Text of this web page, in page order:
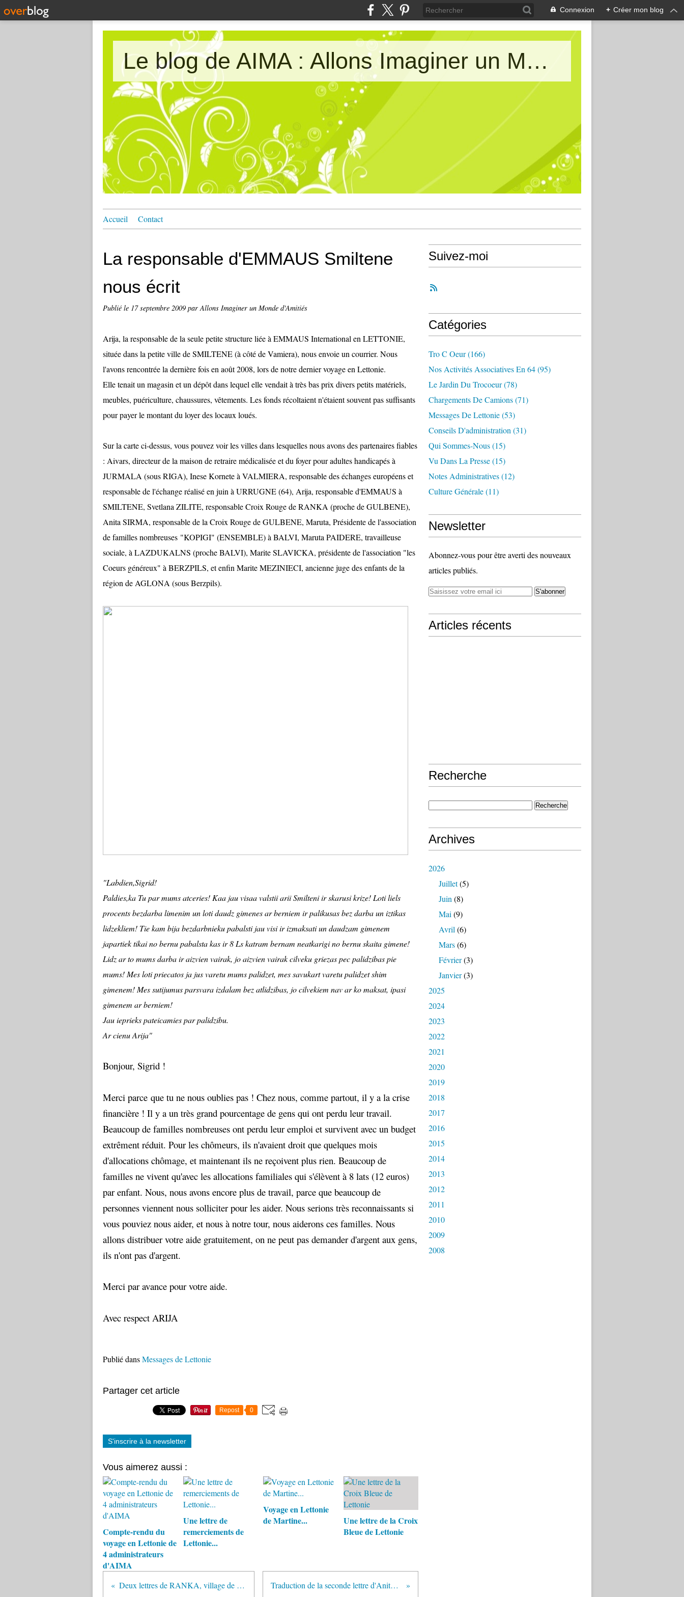
Connexion + Créer mon blog
Le blog de AIMA : Allons Imaginer un Monde d'Amitiés
Accueil Contact
La responsable d'EMMAUS Smiltene
nous écrit
Publié le 17 septembre 2009 par Allons Imaginer un Monde d'Amitiés
Arija, la responsable de la seule petite structure liée à EMMAUS International en LETTONIE,
située dans la petite ville de SMILTENE (à côté de Vamiera), nous envoie un courrier. Nous
l'avons rencontrée la dernière fois en août 2008, lors de notre dernier voyage en Lettonie.
Elle tenait un magasin et un dépôt dans lequel elle vendait à très bas prix divers petits matériels,
meubles, puériculture, chaussures, vêtements. Les fonds récoltaient n'étaient souvent pas suffisants
pour payer le montant du loyer des locaux loués.
Sur la carte ci-dessus, vous pouvez voir les villes dans lesquelles nous avons des partenaires fiables
: Aivars, directeur de la maison de retraire médicalisée et du foyer pour adultes handicapés à
JURMALA (sous RIGA), Inese Kornete à VALMIERA, responsable des échanges européens et
responsable de l'échange réalisé en juin à URRUGNE (64), Arija, responsable d'EMMAUS à
SMILTENE, Svetlana ZILITE, responsable Croix Rouge de RANKA (proche de GULBENE),
Anita SIRMA, responsable de la Croix Rouge de GULBENE, Maruta, Présidente de l'association
de familles nombreuses "KOPIGI" (ENSEMBLE) à BALVI, Maruta PAIDERE, travailleuse
sociale, à LAZDUKALNS (proche BALVI), Marite SLAVICKA, présidente de l'association "les
Coeurs généreux" à BERZPILS, et enfin Marite MEZINIECI, ancienne juge des enfants de la
région de AGLONA (sous Berzpils).
"Labdien,Sigrid!
Paldies,ka Tu par mums atceries! Kaa jau visaa valstii arii Smilteni ir skarusi krize! Loti liels
procents bezdarba limenim un loti daudz gimenes ar berniem ir palikusas bez darba un iztikas
lidzekliem! Tie kam bija bezdarbnieku pabalsti jau visi ir izmaksati un daudzam gimenem
japartiek tikai no bernu pabalsta kas ir 8 Ls katram bernam neatkarigi no bernu skaita gimene!
Lidz ar to mums darba ir aizvien vairak, jo aizvien vairak cilveku griezas pec palidzibas pie
mums! Mes loti priecatos ja jus varetu mums palidzet, mes savukart varetu palidzet shim
gimenem! Mes sutijumus parsvara izdalam bez atlidzibas, jo cilvekiem nav ar ko maksat, ipasi
gimenem ar berniem!
Jau ieprieks pateicamies par palidzibu.
Ar cienu Arija"
Bonjour, Sigrid !
Merci parce que tu ne nous oublies pas ! Chez nous, comme partout, il y a la crise
financière ! Il y a un très grand pourcentage de gens qui ont perdu leur travail.
Beaucoup de familles nombreuses ont perdu leur emploi et survivent avec un budget
extrêment réduit. Pour les chômeurs, ils n'avaient droit que quelques mois
d'allocations chômage, et maintenant ils ne reçoivent plus rien. Beaucoup de
familles ne vivent qu'avec les allocations familiales qui s'élèvent à 8 lats (12 euros)
par enfant. Nous, nous avons encore plus de travail, parce que beaucoup de
personnes viennent nous solliciter pour les aider. Nous serions très reconnaissants si
vous pouviez nous aider, et nous à notre tour, nous aiderons ces familles. Nous
allons distribuer votre aide gratuitement, on ne peut pas demander d'argent aux gens,
ils n'ont pas d'argent.
Merci par avance pour votre aide.
Avec respect ARIJA
Publié dansMessages de Lettonie
Partager cet article
Repost 0
S'inscrire à la newsletter
Vous aimerez aussi :
Compte-rendu du
voyage en Lettonie de
4 administrateurs
d'AIMA
Une lettre de
remerciements de
Lettonie...
Voyage en Lettonie
de Martine...
Une lettre de la Croix
Bleue de Lettonie
Deux lettres de RANKA, village de 1700 habitants Traduction de la seconde lettre d'Anita et de Svetlana
Suivez-moi
Catégories
Tro C Oeur(166)
Nos Activités Associatives En 64(95)
Le Jardin Du Trocoeur(78)
Chargements De Camions(71)
Messages De Lettonie(53)
Conseils D'administration (31)
Qui Sommes-Nous(15)
Vu Dans La Presse(15)
Notes Administratives(12)
Culture Générale(11)
Newsletter
Abonnez-vous pour être averti des nouveaux
articles publiés.
Articles récents
Recherche
Archives
2026
Juillet(5)
Juin (8)
Mai (9)
Avril (6)
Mars(6)
Février(3)
Janvier(3)
2025
2024
2023
2022
2021
2020
2019
2018
2017
2016
2015
2014
2013
2012
2011
2010
2009
2008